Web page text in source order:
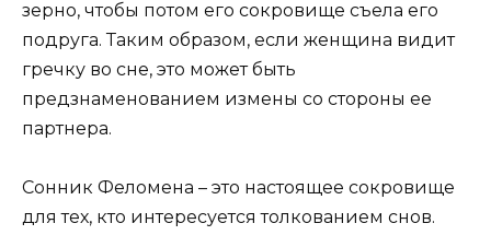
зерно, чтобы потом его сокровище съела его
подруга. Таким образом, если женщина видит
гречку во сне, это может быть
предзнаменованием измены со стороны ее
партнера.
Сонник Феломена – это настоящее сокровище
для тех, кто интересуется толкованием снов.